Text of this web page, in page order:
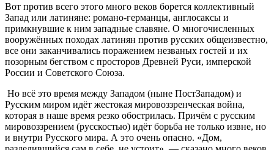
Вот против всего этого много веков борется коллективный
Запад или латиняне: романо-германцы, англосаксы и
примкнувшие к ним западные славяне. О многочисленных
вооружённых походах латинян против русских общеизвестно,
все они заканчивались поражением незваных гостей и их
позорным бегством с просторов Древней Руси, имперской
России и Советского Союза.
Но всё это время между Западом (ныне ПостЗападом) и
Русским миром идёт жестокая мировоззренческая война,
которая в наше время резко обострилась. Причём с русским
мировоззрением (русскостью) идёт борьба не только извне, но
и внутри Русского мира. А это очень опасно. «Дом,